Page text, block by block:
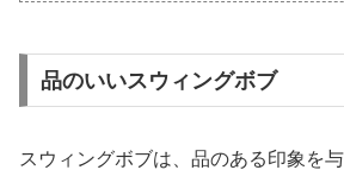
品のいいスウィングボブ
スウィングボブは、品のある印象を